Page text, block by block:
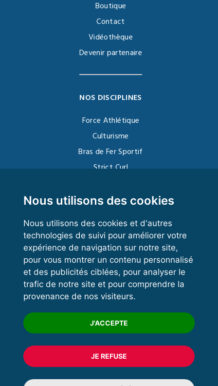
Nous utilisons des cookies
Nous utilisons des cookies et d'autres
technologies de suivi pour améliorer votre
expérience de navigation sur notre site,
pour vous montrer un contenu personnalisé
et des publicités ciblées, pour analyser le
trafic de notre site et pour comprendre la
provenance de nos visiteurs.
J'ACCEPTE
JE REFUSE
Boutique
Contact
Vidéothèque
Devenir partenaire
NOS DISCIPLINES
Force Athlétique
Culturisme
Bras de Fer Sportif
Strict Curl
Kettlebell
VOS ESPACES
Espace dirigeant
Espace licencié
Trouver un club
Formation
© 2020 FFFORCE Tous droits réservés
Mentions légales